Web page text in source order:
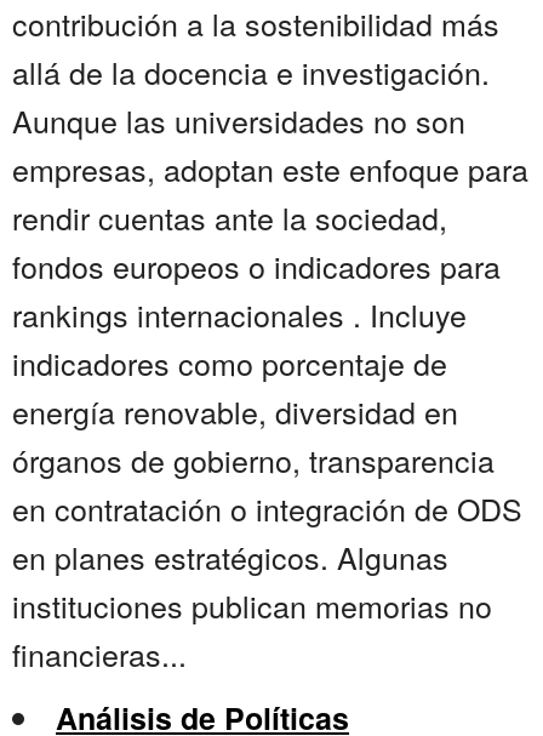
contribución a la sostenibilidad más
allá de la docencia e investigación.
Aunque las universidades no son
empresas, adoptan este enfoque para
rendir cuentas ante la sociedad,
fondos europeos o indicadores para
rankings internacionales . Incluye
indicadores como porcentaje de
energía renovable, diversidad en
órganos de gobierno, transparencia
en contratación o integración de ODS
en planes estratégicos. Algunas
instituciones publican memorias no
financieras...
Análisis de Políticas